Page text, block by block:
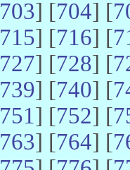
703] [704] [
715] [716] [
727] [728] [
739] [740] [
751] [752] [
763] [764] [